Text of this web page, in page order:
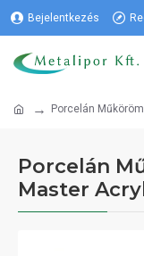
Bejelentkezés
Porcelán
Porcelán
Master